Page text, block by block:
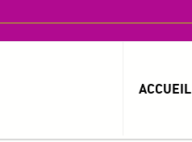
ACCUEIL